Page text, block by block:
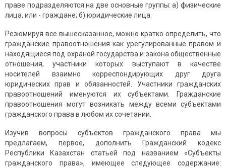
праве подразделяются на две основные группы: а) физические
лица, или - граждане; б) юридические лица.
Резюмируя все вышесказанное, можно кратко определить, что
гражданские правоотношения как урегулированные правом и
находящиеся под охраной государства и закона общественные
отношения, участники которых выступают в качестве
носителей взаимно корреспондирующих друг друга
юридических прав и обязанностей. Участники гражданских
правоотношений именуются их субъектами. Гражданские
правоотношения могут возникать между всеми субъектами
гражданского права в любом их сочетании.
Изучив вопросы субъектов гражданского права мы
предлагаем, первое, дополнить Гражданский кодекс
Республики Казахстан статьей под названием «Субъекты
гражданского права», имеющее следующее содержание: